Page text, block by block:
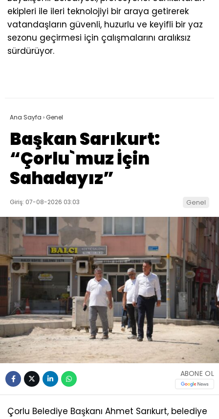
ekipleri ile ileri teknolojiyi bir araya getirerek
vatandaşların güvenli, huzurlu ve keyifli bir yaz
sezonu geçirmesi için çalışmalarını aralıksız
sürdürüyor.
Ana Sayfa ›Genel
Başkan Sarıkurt:
“Çorlu`muz İçin
Sahadayız”
Giriş: 07-08-2026 03:03 Genel
ABONE OL
Çorlu Belediye Başkanı Ahmet Sarıkurt, belediye